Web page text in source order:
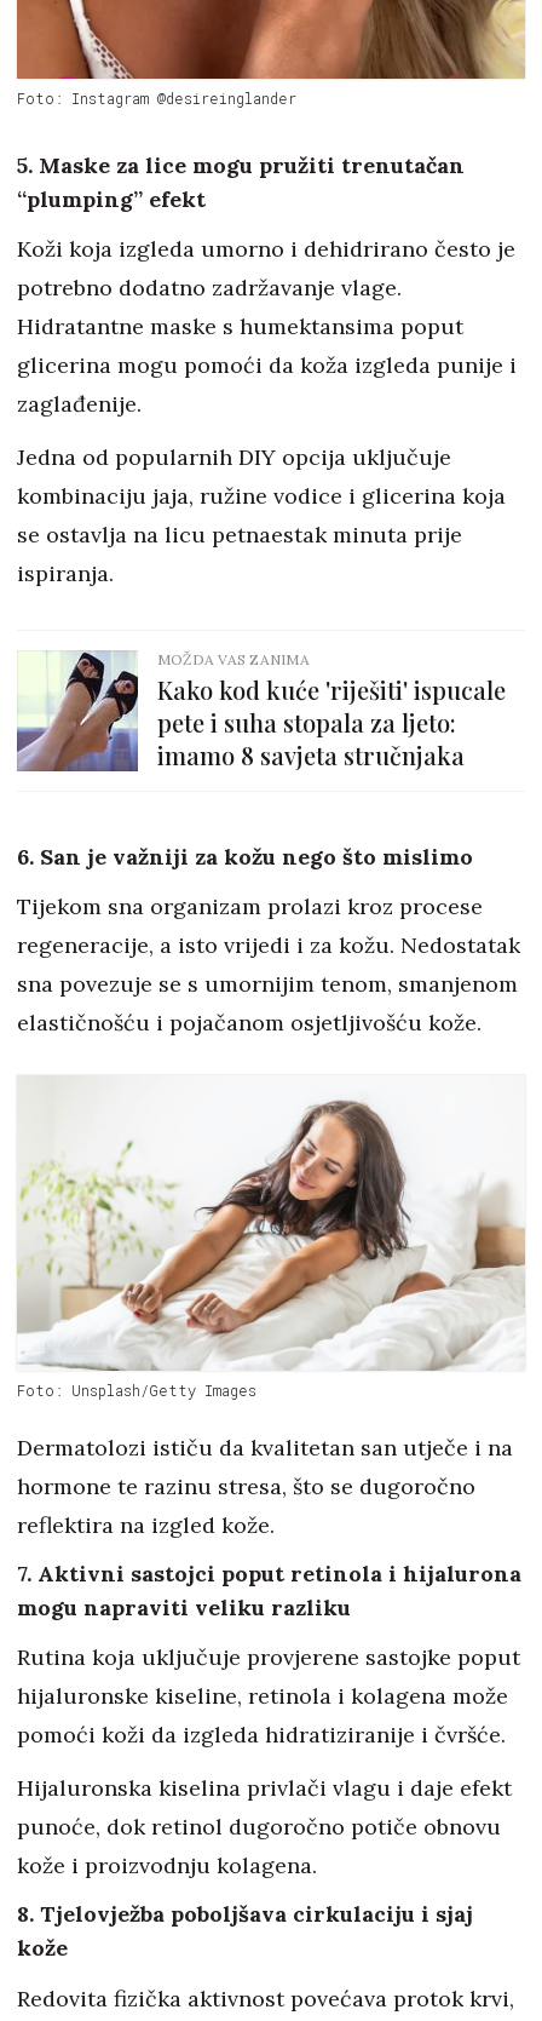
Foto: Instagram @desireinglander
5. Maske za lice mogu pružiti trenutačan
“plumping” efekt
Koži koja izgleda umorno i dehidrirano često je
potrebno dodatno zadržavanje vlage.
Hidratantne maske s humektansima poput
glicerina mogu pomoći da koža izgleda punije i
zaglađenije.
Jedna od popularnih DIY opcija uključuje
kombinaciju jaja, ružine vodice i glicerina koja
se ostavlja na licu petnaestak minuta prije
ispiranja.
MOŽDA VAS ZANIMA
Kako kod kuće 'riješiti' ispucale
pete i suha stopala za ljeto:
imamo 8 savjeta stručnjaka
6. San je važniji za kožu nego što mislimo
Tijekom sna organizam prolazi kroz procese
regeneracije, a isto vrijedi i za kožu. Nedostatak
sna povezuje se s umornijim tenom, smanjenom
elastičnošću i pojačanom osjetljivošću kože.
Foto: Unsplash/Getty Images
Dermatolozi ističu da kvalitetan san utječe i na
hormone te razinu stresa, što se dugoročno
reflektira na izgled kože.
7. Aktivni sastojci poput retinola i hijalurona
mogu napraviti veliku razliku
Rutina koja uključuje provjerene sastojke poput
hijaluronske kiseline, retinola i kolagena može
pomoći koži da izgleda hidratiziranije i čvršće.
Hijaluronska kiselina privlači vlagu i daje efekt
punoće, dok retinol dugoročno potiče obnovu
kože i proizvodnju kolagena.
8. Tjelovježba poboljšava cirkulaciju i sjaj
kože
Redovita fizička aktivnost povećava protok krvi,